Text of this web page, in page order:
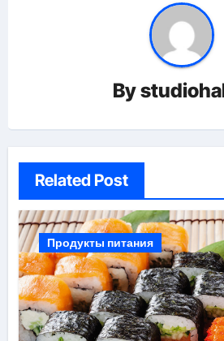
By
Related Post
Продукты питания